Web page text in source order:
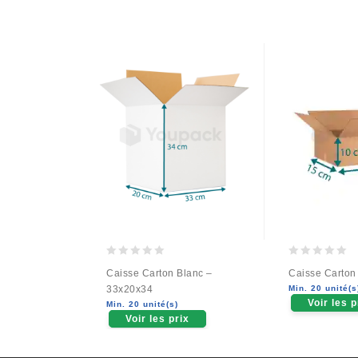
out
of
5
Caisse Carton Blanc –
33x20x34
Min. 20 unité(s)
Voir les prix
out
of
5
Caisse
Min. 20
Voir les